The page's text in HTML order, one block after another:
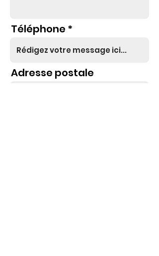
Téléphone
Adresse postale